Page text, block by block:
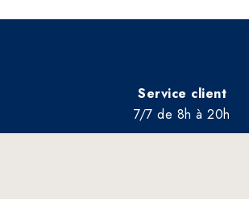
Service client
7/7 de 8h à 20h